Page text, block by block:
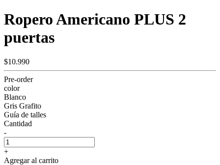
Ropero Americano PLUS 2
puertas
$10.990
Pre-order
color
Blanco
Gris Grafito
Guía de talles
Cantidad
-
+
Agregar al carrito